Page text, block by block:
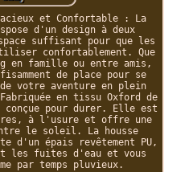
et Confortable : La
d'un design à deux
suffisant pour que les
confortablement. Que
en famille ou entre amis,
de place pour se
votre aventure en plein
en tissu Oxford de
pour durer. Elle est
à l'usure et offre une
le soleil. La housse
d'un épais revêtement PU,
les fuites d'eau et vous
par temps pluvieux.